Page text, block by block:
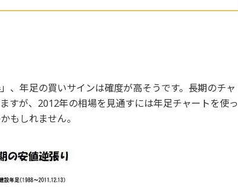
、年足の買いサインは確度が高そうです。長期のチャ
すが、2012年の相場を見通すには年足チャートを使っ
もしれません。